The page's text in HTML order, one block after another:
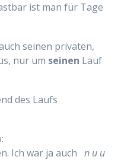
ist man für Tage
seinen privaten,
nur um seinen Lauf
des Laufs
Ich war ja auch n u u